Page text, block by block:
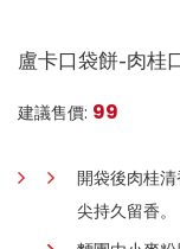
盧卡口袋餅-肉桂
建議售價: 99
開袋後肉桂
尖持久留香。